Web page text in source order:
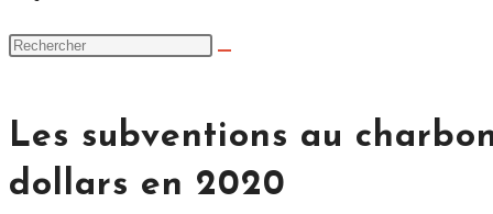
Les subventions au
dollars en 2020